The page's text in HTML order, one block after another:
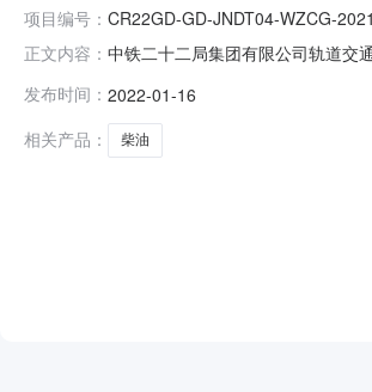
项目编号： CR22GD-GD-JNDT04-WZCG-
正文内容： 中铁二十二局集团有限公司轨道交
油竞争性谈判采购，（竞谈编号：
发布时间： 2022-01-16
相关产品：
柴油